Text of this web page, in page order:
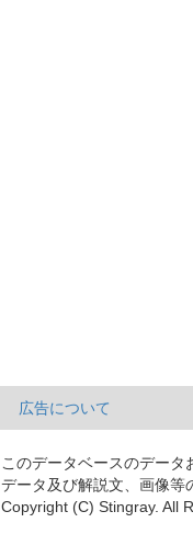
広告について
このデータベースのデータ
データ及び解説文、画像等
Copyright (C) Stingray. All